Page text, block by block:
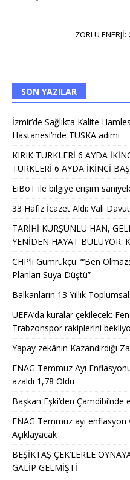
ZORLU
SON YAZILAR
İzmir’de Sağlıkta Kalite
Hastanesi’nde TÜSKA adımı
KIRIK TÜRKLERİ 6 AYDA
TÜRKLERİ 6 AYDA İKİNCİ
EiBoT ile bilgiye erişim
33 Hafız İcazet Aldı: Vali
TARİHİ KURŞUNLU HAN,
YENİDEN HAYAT BULUYOR:
CHP’li Gümrükçü: “’Ben
Planları Suya Düştü”
Balkanların 13 Yıllık
UEFA’da kuralar çekilecek:
Trabzonspor rakiplerini
Yapay zekânın Kazandırdığı
ENAG Temmuz Ayı
azaldı 1,78 Oldu
Başkan Eşki’den Çamdibi’nde
ENAG Temmuz ayı enflasyon
Açıklayacak
BEŞİKTAŞ ÇEK’LERLE
GALİP GELMİŞTİ